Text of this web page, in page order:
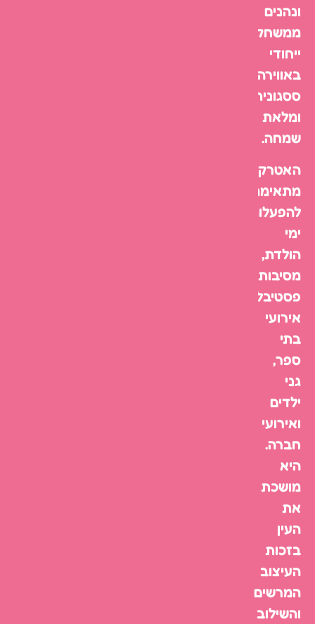
ונהנים
ממשחק
ייחודי
באווירה
ססגונית
ומלאת
שמחה.
האטרקציה
מתאימה
להפעלות
ימי
הולדת,
מסיבות,
פסטיבלים,
אירועי
בתי
ספר,
גני
ילדים
ואירועי
חברה.
היא
מושכת
את
העין
בזכות
העיצוב
המרשים
והשילוב